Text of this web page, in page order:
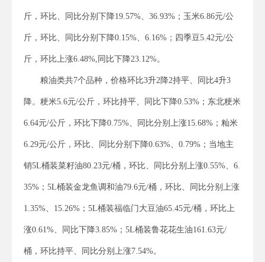
斤，环比、同比分别下降19.57%、36.93%；玉米6.86元/公
斤，环比、同比分别下降0.15%、6.16%；四季豆5.42元/公
斤，环比上涨6.48%,同比下降23.12%。
粮油类共7个品种，价格环比3升2降2持平、同比4升3
降。粳米5.6元/公斤，环比持平、同比下降0.53%；东北粳米
6.64元/公斤，环比下降0.75%、同比分别上涨15.68%；籼米
6.29元/公斤，环比、同比分别下降0.63%、0.79%；当地主
销5L桶装菜籽油80.23元/桶，环比、同比分别上涨0.55%、6.
35%；5L桶装金龙鱼调和油79.6元/桶，环比、同比分别上涨
1.35%、15.26%；5L桶装福临门大豆油65.45元/桶，环比上
涨0.61%、同比下降3.85%；5L桶装鲁花花生油161.63元/
桶，环比持平、同比分别上涨7.54%。